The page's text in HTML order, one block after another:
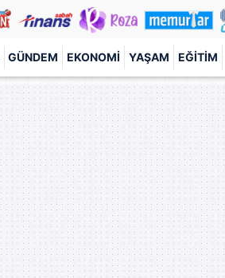
GÜNDEM EKONOMI YAŞAM EĞITIM